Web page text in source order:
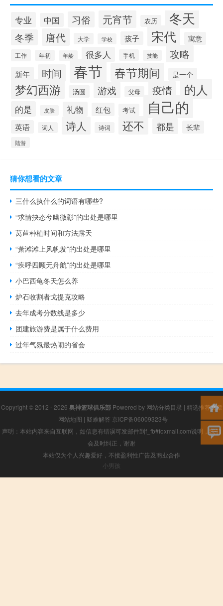
专业 中国 习俗 元宵节 农历 冬天
冬季 唐代 大学 学校 孩子 宋代 寓意
工作 年初 年龄 很多人 手机 技能 攻略
新年 时间 春节 春节期间 是一个
梦幻西游 汤圆 游戏 父母 疫情 的人
的是 皮肤 礼物 红包 考试 自己的
英语 词人 诗人 诗词 还不 都是 长辈
陆游
猜你想看的文章
三什么执什么的词语有哪些?
“求情抉态兮幽微彰”的出处是哪里
莴苣种植时间和方法露天
“萧滩滩上风帆发”的出处是哪里
“疾呼四顾无舟航”的出处是哪里
小巴西龟冬天怎么养
炉石收割者戈提克攻略
去年成考分数线是多少
团建旅游费是属于什么费用
过年气氛最热闹的省会
Copyright © 2012 - 2026 奥神篮球俱乐部Powered by 网站分类目录 | 精选推荐文章
| 网站地图 | 疑难解答 京ICP备06009323号
声明：本站内容来自互联网，如信息有错误可发邮件到f_fb#foxmail.com说明，我们
会及时纠正，谢谢
本站仅为个人兴趣爱好，不接盈利性广告及商业合作
小男孩